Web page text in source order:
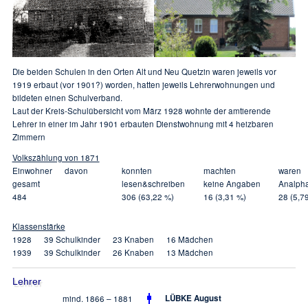
Die beiden Schulen in den Orten Alt und Neu Quetzin waren jeweils vor
1919 erbaut (vor 1901?) worden, hatten jeweils Lehrerwohnungen und
bildeten einen Schulverband.
Laut der Kreis-Schulübersicht vom März 1928 wohnte der amtierende
Lehrer in einer im Jahr 1901 erbauten Dienstwohnung mit 4 heizbaren
Zimmern
Volkszählung von 1871
Einwohner davon
gesamt
konnten
lesen&schreiben
machten
keine Angaben
waren
484
306 (63,22 %) 16 (3,31 %) 28
Klassenstärke
1928 39 Schulkinder 23 Knaben 16 Mädchen
1939 39 Schulkinder 26 Knaben 13 Mädchen
Lehrer
mind. 1866 – 1881
LÜBKE August